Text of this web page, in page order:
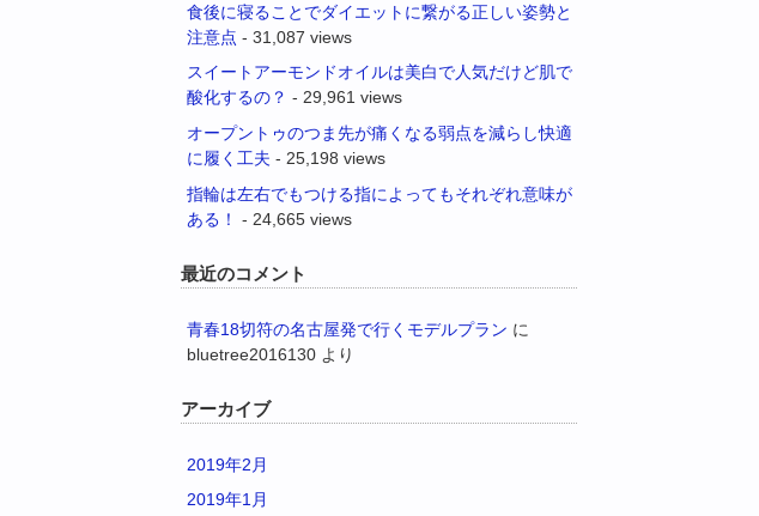
食後に寝ることでダイエットに繋がる正しい姿勢と
注意点 - 31,087 views
スイートアーモンドオイルは美白で人気だけど肌で
酸化するの？ - 29,961 views
オープントゥのつま先が痛くなる弱点を減らし快適
に履く工夫 - 25,198 views
指輪は左右でもつける指によってもそれぞれ意味が
ある！
- 24,665 views
最近のコメント
青春18切符の名古屋発で行くモデルプラン に
bluetree2016130 より
アーカイブ
2019年2月
2019年1月